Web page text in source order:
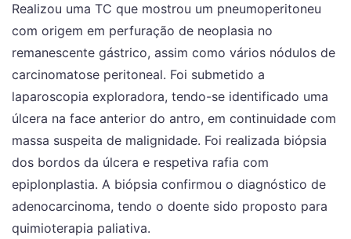
Realizou uma TC que mostrou um pneumoperitoneu
com origem em perfuração de neoplasia no
remanescente gástrico, assim como vários nódulos de
carcinomatose peritoneal. Foi submetido a
laparoscopia exploradora, tendo-se identificado uma
úlcera na face anterior do antro, em continuidade com
massa suspeita de malignidade. Foi realizada biópsia
dos bordos da úlcera e respetiva rafia com
epiplonplastia. A biópsia confirmou o diagnóstico de
adenocarcinoma, tendo o doente sido proposto para
quimioterapia paliativa.